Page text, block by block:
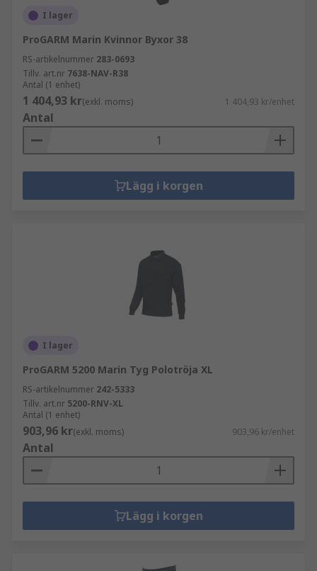
I lager
ProGARM Marin Kvinnor Byxor 38
RS-artikelnummer 283-0693
Tillv. art.nr 7638-NAV-R38
Antal (1 enhet)
1 404,93 kr(exkl. moms) 1 404,93 kr/enhet
Antal
Lägg i korgen
I lager
ProGARM 5200 Marin Tyg Polotröja XL
RS-artikelnummer 242-5333
Tillv. art.nr 5200-RNV-XL
Antal (1 enhet)
903,96 kr(exkl. moms) 903,96 kr/enhet
Antal
Lägg i korgen